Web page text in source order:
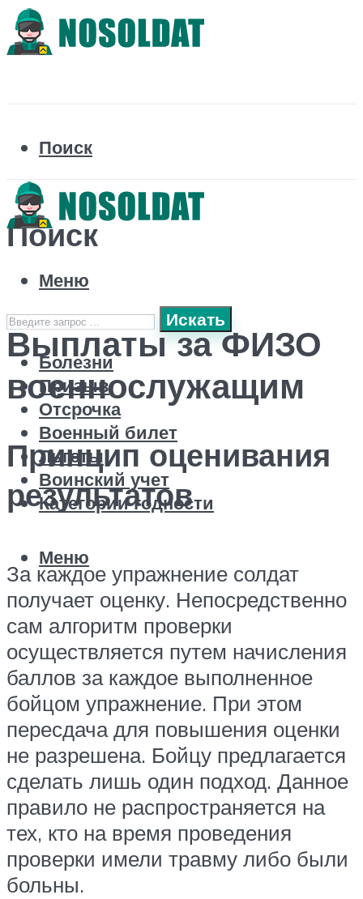
Поиск
Поиск
Искать
Болезни
Призыв
Отсрочка
Военный билет
Льготы
Воинский учет
Категории годности
Меню
Меню
Выплаты за ФИЗО
военнослужащим
Принцип оценивания
результатов
За каждое упражнение солдат
получает оценку. Непосредственно
сам алгоритм проверки
осуществляется путем начисления
баллов за каждое выполненное
бойцом упражнение. При этом
пересдача для повышения оценки
не разрешена. Бойцу предлагается
сделать лишь один подход. Данное
правило не распространяется на
тех, кто на время проведения
проверки имели травму либо были
больны.